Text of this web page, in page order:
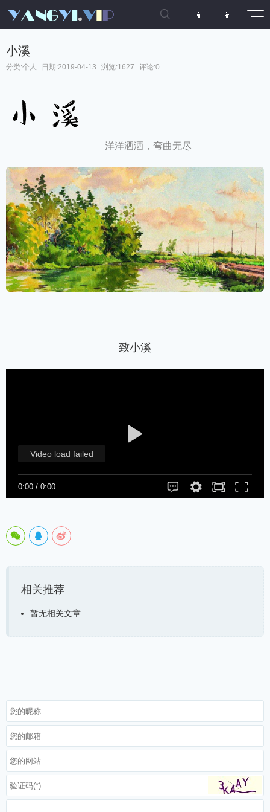
👦 👧

小溪
分类:个人 日期:2019-04-13 浏览:1627 评论:0
洋洋洒洒，弯曲无尽
致小溪
0:00 / 0:00
Video load failed
相关推荐
暂无相关文章